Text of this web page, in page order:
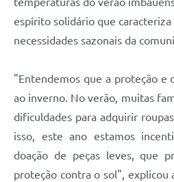
espírito solidário que caracteriza
necessidades sazonais da
"Entendemos que a proteção e
ao inverno. No verão, muitas
dificuldades para adquirir
isso, este ano estamos
doação de peças leves, que
proteção contra o sol", explicou